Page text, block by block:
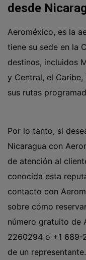
desde
Aeroméxico, es la
tiene su sede en la
destinos, incluidos
y Central, el
sus rutas
Por lo tanto, si
Nicaragua con
de atención al
conocida esta
contacto con
sobre cómo
número gratuito de
2260294 o +1 689-
de un representante.